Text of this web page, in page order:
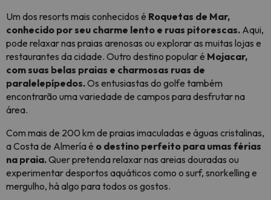
Um dos resorts mais conhecidos é Roquetas de Mar,
conhecido por seu charme lento e ruas pitorescas. Aqui,
pode relaxar nas praias arenosas ou explorar as muitas lojas e
restaurantes da cidade. Outro destino popular é Mojacar,
com suas belas praias e charmosas ruas de
paralelepípedos.Os entusiastas do golfe também
encontrarão uma variedade de campos para desfrutar na
área.
Com mais de 200 km de praias imaculadas e águas cristalinas,
a Costa de Almería é o destino perfeito para umas férias
na praia.Quer pretenda relaxar nas areias douradas ou
experimentar desportos aquáticos como o surf, snorkelling e
mergulho, há algo para todos os gostos.